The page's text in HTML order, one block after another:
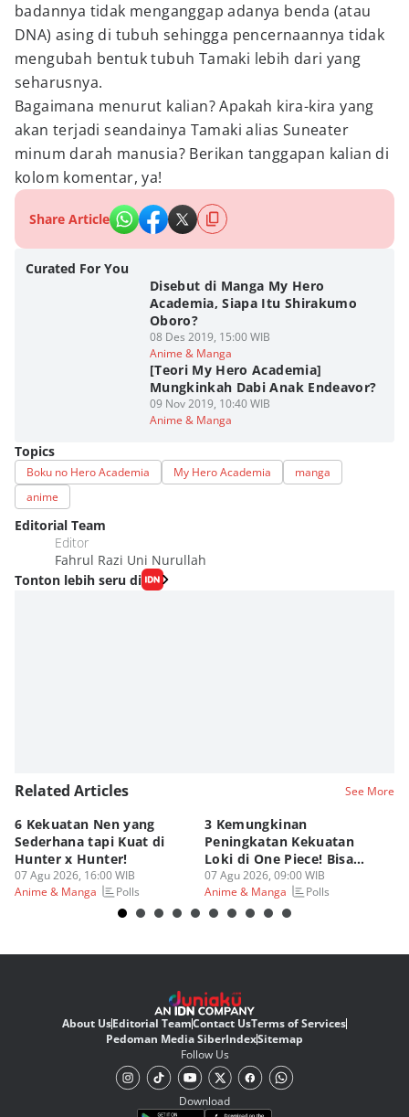
badannya tidak menganggap adanya benda (atau
DNA) asing di tubuh sehingga pencernaannya tidak
mengubah bentuk tubuh Tamaki lebih dari yang
seharusnya.
Bagaimana menurut kalian? Apakah kira-kira yang
akan terjadi seandainya Tamaki alias Suneater
minum darah manusia? Berikan tanggapan kalian di
kolom komentar, ya!
Share Article
Curated For You
Disebut di Manga My Hero
Academia, Siapa Itu Shirakumo
Oboro?
08 Des 2019, 15:00 WIB
Anime & Manga
[Teori My Hero Academia]
Mungkinkah Dabi Anak Endeavor?
09 Nov 2019, 10:40 WIB
Anime & Manga
Topics
Boku no Hero Academia My Hero Academia
manga
anime
Editorial Team
Editor
Fahrul Razi Uni Nurullah
Tonton lebih seru di
Related Articles See More
6 Kekuatan Nen yang
Sederhana tapi Kuat di
Hunter x Hunter!
07 Agu 2026, 16:00 WIB
Anime & Manga
Polls
3 Kemungkinan
Peningkatan Kekuatan
Loki di One Piece! Bisa
Lebih OP?
07 Agu 2026, 09:00 WIB
Anime & Manga
Polls
About UsEditorial TeamContact UsTerms of Services
Pedoman Media SiberIndexSitemap
Follow Us
Download